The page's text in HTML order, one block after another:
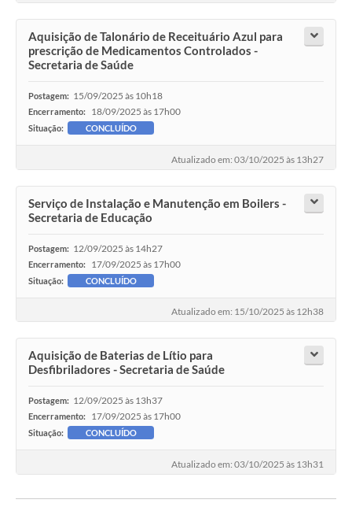
Aquisição de Talonário de Receituário Azul para
prescrição de Medicamentos Controlados -
Secretaria de Saúde
Postagem: 15/09/2025 às 10h18
Encerramento: 18/09/2025 às 17h00
Situação: CONCLUÍDO
Atualizado em: 03/10/2025 às 13h27
Serviço de Instalação e Manutenção em Boilers -
Secretaria de Educação
Postagem: 12/09/2025 às 14h27
Encerramento: 17/09/2025 às 17h00
Situação: CONCLUÍDO
Atualizado em: 15/10/2025 às 12h38
Aquisição de Baterias de Lítio para
Desfibriladores - Secretaria de Saúde
Postagem: 12/09/2025 às 13h37
Encerramento: 17/09/2025 às 17h00
Situação: CONCLUÍDO
Atualizado em: 03/10/2025 às 13h31